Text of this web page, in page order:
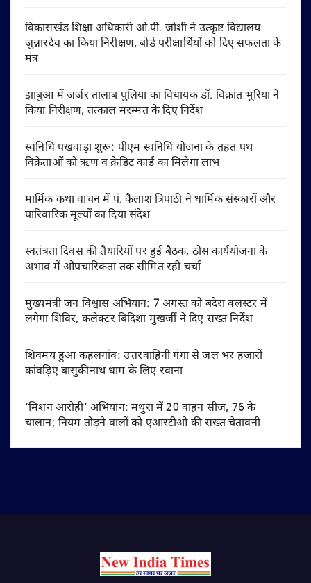
विकासखंड शिक्षा अधिकारी ओ.पी. जोशी ने उत्कृष्ट विद्यालय
जुन्नारदेव का किया निरीक्षण, बोर्ड परीक्षार्थियों को दिए सफलता के
मंत्र
झाबुआ में जर्जर तालाब पुलिया का विधायक डॉ. विक्रांत भूरिया ने
किया निरीक्षण, तत्काल मरम्मत के दिए निर्देश
स्वनिधि पखवाड़ा शुरू: पीएम स्वनिधि योजना के तहत पथ
विक्रेताओं को ऋण व क्रेडिट कार्ड का मिलेगा लाभ
मार्मिक कथा वाचन में पं. कैलाश त्रिपाठी ने धार्मिक संस्कारों और
पारिवारिक मूल्यों का दिया संदेश
स्वतंत्रता दिवस की तैयारियों पर हुई बैठक, ठोस कार्ययोजना के
अभाव में औपचारिकता तक सीमित रही चर्चा
मुख्यमंत्री जन विश्वास अभियान: 7 अगस्त को बदेरा क्लस्टर में
लगेगा शिविर, कलेक्टर बिदिशा मुखर्जी ने दिए सख्त निर्देश
शिवमय हुआ कहलगांव: उत्तरवाहिनी गंगा से जल भर हजारों
कांवड़िए बासुकीनाथ धाम के लिए रवाना
‘मिशन आरोही’ अभियान: मथुरा में 20 वाहन सीज, 76 के
चालान; नियम तोड़ने वालों को एआरटीओ की सख्त चेतावनी